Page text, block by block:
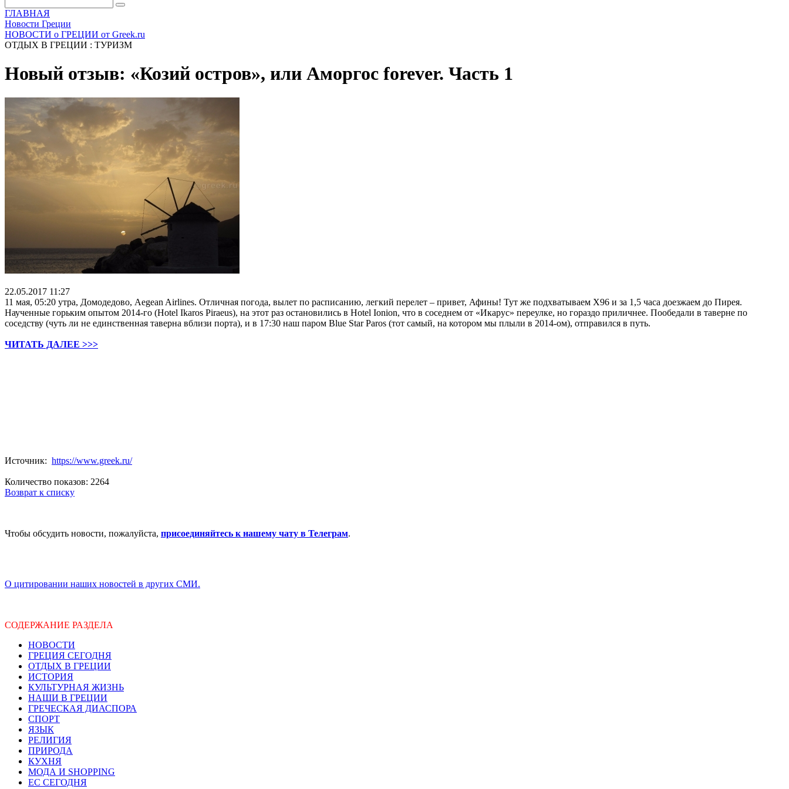
ГЛАВНАЯ
Новости Греции
НОВОСТИ о ГРЕЦИИ от Greek.ru
ОТДЫХ В ГРЕЦИИ : ТУРИЗМ
Новый отзыв: «Козий остров», или Аморгос forever. Часть 1
22.05.2017 11:27
11 мая, 05:20 утра, Домодедово, Aegean Airlines. Отличная погода, вылет по расписанию, легкий перелет – привет, Афины! Тут же подхватываем X96 и за 1,5 часа доезжаем до Пирея.
Наученные горьким опытом 2014-го (Hotel Ikaros Piraeus), на этот раз остановились в Hotel Ionion, что в соседнем от «Икарус» переулке, но гораздо приличнее. Пообедали в таверне по
соседству (чуть ли не единственная таверна вблизи порта), и в 17:30 наш паром Blue Star Paros (тот самый, на котором мы плыли в 2014-ом), отправился в путь.
ЧИТАТЬ ДАЛЕЕ >>>
Источник: https://www.greek.ru/
Количество показов: 2264
Возврат к списку
Чтобы обсудить новости, пожалуйста, присоединяйтесь к нашему чату в Телеграм.
О цитировании наших новостей в других СМИ.
СОДЕРЖАНИЕ РАЗДЕЛА
НОВОСТИ
ГРЕЦИЯ СЕГОДНЯ
ОТДЫХ В ГРЕЦИИ
ИСТОРИЯ
КУЛЬТУРНАЯ ЖИЗНЬ
НАШИ В ГРЕЦИИ
ГРЕЧЕСКАЯ ДИАСПОРА
СПОРТ
ЯЗЫК
РЕЛИГИЯ
ПРИРОДА
КУХНЯ
МОДА И SHOPPING
ЕС СЕГОДНЯ